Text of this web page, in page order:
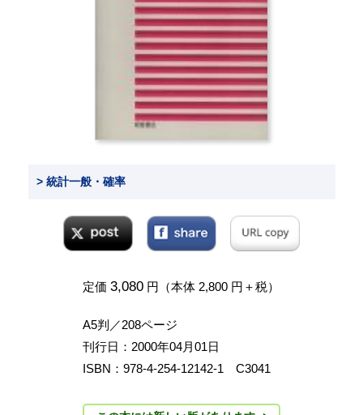
> 統計一般・確率
定価 3,080 円（本体 2,800 円＋税）
A5判／208ページ
刊行日：2000年04月01日
ISBN：978-4-254-12142-1 C3041